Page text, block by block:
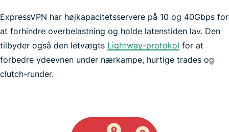
ExpressVPN har højkapacitetsservere på 10 og 40Gbps for
at forhindre overbelastning og holde latenstiden lav. Den
tilbyder også den letvægts Lightway-protokol for at
forbedre ydeevnen under nærkampe, hurtige trades og
clutch-runder.
Få 35 % rabat på ExpressVPN
Få 35 % rabat på ExpressVPN